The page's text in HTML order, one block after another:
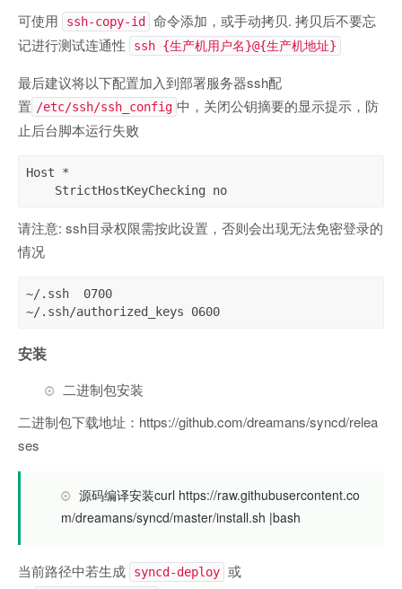
可使用 ssh-copy-id
命令添加，或手动拷贝. 拷贝后不要忘
记进行测试连通性
ssh {生产机用户名}@{生产机地址}
最后建议将以下配置加入到部署服务器ssh配
置 /etc/ssh/ssh_config 中，关闭公钥摘要的显示提示，防
止后台脚本运行失败
Host *
StrictHostKeyChecking no
请注意: ssh目录权限需按此设置，否则会出现无法免密登录的
情况
~/.ssh  0700
~/.ssh/authorized_keys 0600
安装
二进制包安装
二进制包下载地址：https://github.com/dreamans/syncd/relea
ses
源码编译安装curl https://raw.githubusercontent.co
m/dreamans/syncd/master/install.sh |bash
当前路径中若生成 syncd-deploy 或